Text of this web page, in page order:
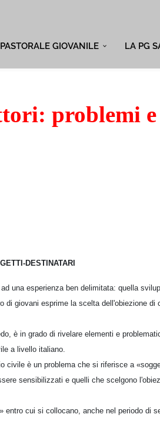
PASTORALE GIOVANILE LA PG
problemi e
DESTINATARI
una esperienza ben delimitata: quella
giovani esprime la scelta dell'obiezione di
è in grado di rivelare elementi e
a livello italiano.
civile è un problema che si riferisce a
sensibilizzati e quelli che scelgono
entro cui si collocano, anche nel periodo di